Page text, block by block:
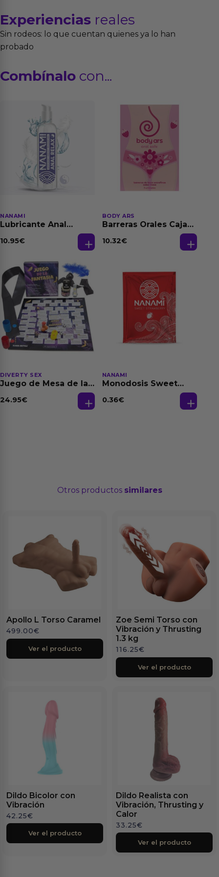
Experiencias reales
Sin rodeos: lo que cuentan quienes ya lo han
probado
Combínalo con...
NANAMI
Lubricante Anal
Dilatación Base Agua
10.95€
BODY ARS
Barreras Orales Caja
10.32€
DIVERTY SEX
Juego de Mesa de las
24.95€
NANAMI
Monodosis Sweet
Base Agua 4 ml
0.36€
Otros productos similares
Apollo L Torso Caramel
499.00€
Ver el producto
Zoe Semi Torso con
Vibración y Thrusting
1.3 kg
116.25€
Ver el producto
Dildo Bicolor con
Vibración
42.25€
Ver el producto
Dildo Realista con
Vibración, Thrusting y
Calor
33.25€
Ver el producto